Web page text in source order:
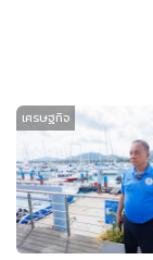
เศรษฐกิจ